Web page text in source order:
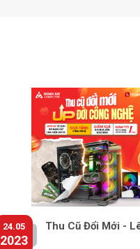
Card mở
LOA
Kiểu Pin
Sạc pin
Hệ điều
24.05
2023
Thu Cũ Đổi Mới -